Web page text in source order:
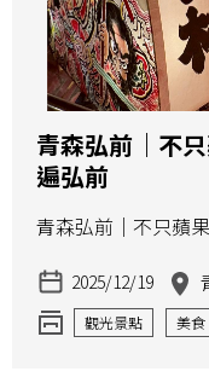
青森弘前｜不
遍弘前
青森弘前｜不只蘋
2025/12/19
觀光景點 美食